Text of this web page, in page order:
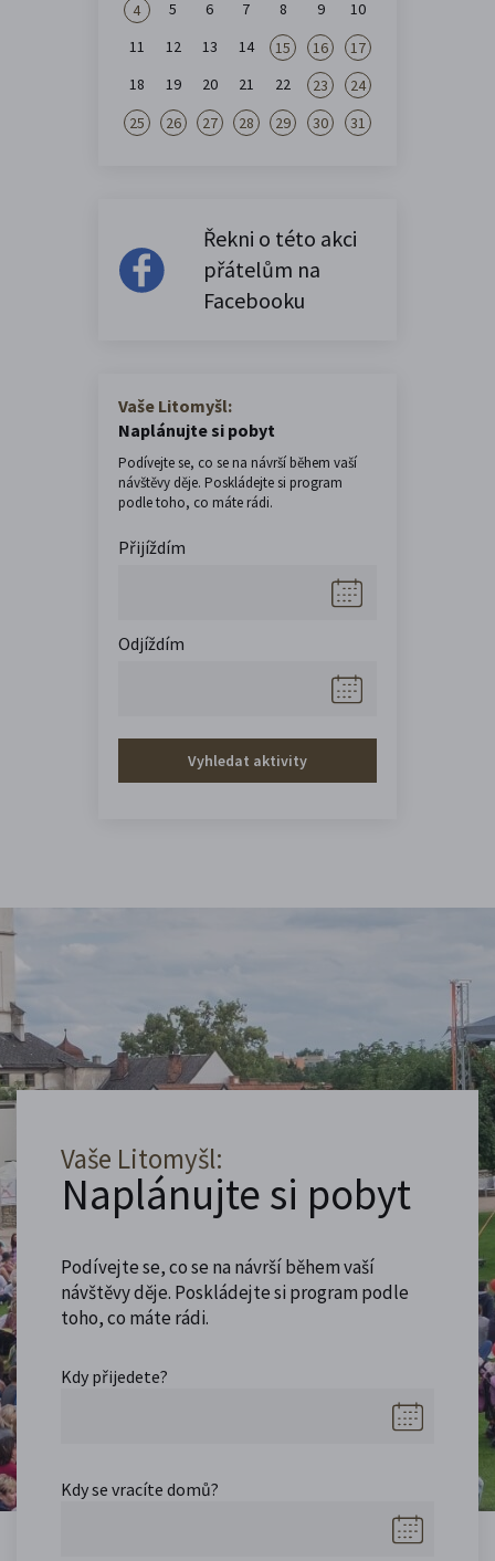
4 5 6 7 8 9
10
11
12 13 14 15 16
17
18
19 20 21 22 23
24
25
26 27 28 29 30 31
Řekni o této akci
přátelům na
Facebooku
Vaše Litomyšl:
Naplánujte si pobyt
Podívejte se, co se na návrší během vaší
návštěvy děje. Poskládejte si program
podle toho, co máte rádi.
Přijíždím
Odjíždím
Vyhledat aktivity
Vaše Litomyšl:
Naplánujte si pobyt
Podívejte se, co se na návrší během vaší
návštěvy děje. Poskládejte si program podle
toho, co máte rádi.
Kdy přijedete?
Kdy se vracíte domů?